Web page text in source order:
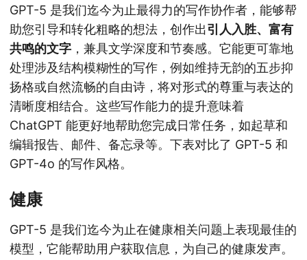
GPT-5 是我们迄今为止最得力的写作协作者，能够帮
助您引导和转化粗略的想法，创作出引人入胜、富有
共鸣的文字 ，兼具文学深度和节奏感。它能更可靠地
处理涉及结构模糊性的写作，例如维持无韵的五步抑
扬格或自然流畅的自由诗，将对形式的尊重与表达的
清晰度相结合。这些写作能力的提升意味着
ChatGPT 能更好地帮助您完成日常任务，如起草和
编辑报告、邮件、备忘录等。下表对比了 GPT-5 和
GPT-4o 的写作风格。
健康
GPT-5 是我们迄今为止在健康相关问题上表现最佳的
模型，它能帮助用户获取信息，为自己的健康发声。